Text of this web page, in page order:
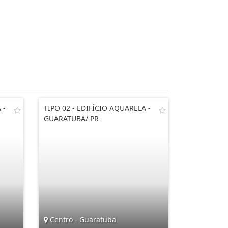
-
TIPO 02 - EDIFÍCIO AQUARELA -
GUARATUBA/ PR
Centro - Guaratuba